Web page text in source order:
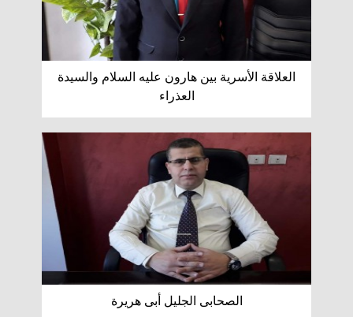
العلاقة الأسرية بين هارون عليه السلام والسيدة
العذراء
الصحابى الجليل أبى هريرة